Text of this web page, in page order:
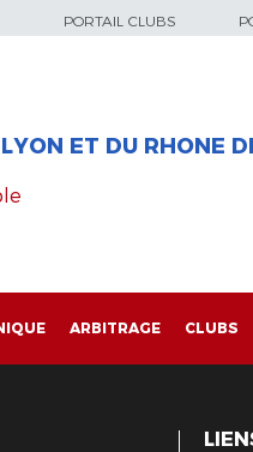
PORTAIL CLUBS
ET DU RHONE
ARBITRAGE CLUBS